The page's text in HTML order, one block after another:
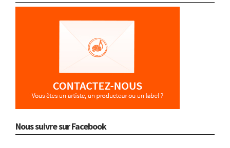
Nous suivre sur Facebook